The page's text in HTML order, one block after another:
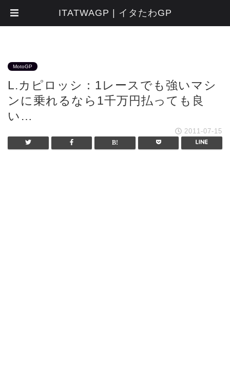
MotoGP
L.カピロッシ：1レースでも強いマシ
ンに乗れるなら1千万円払っても良
い…
2011-07-15
ITATWAGP | イタたわGP